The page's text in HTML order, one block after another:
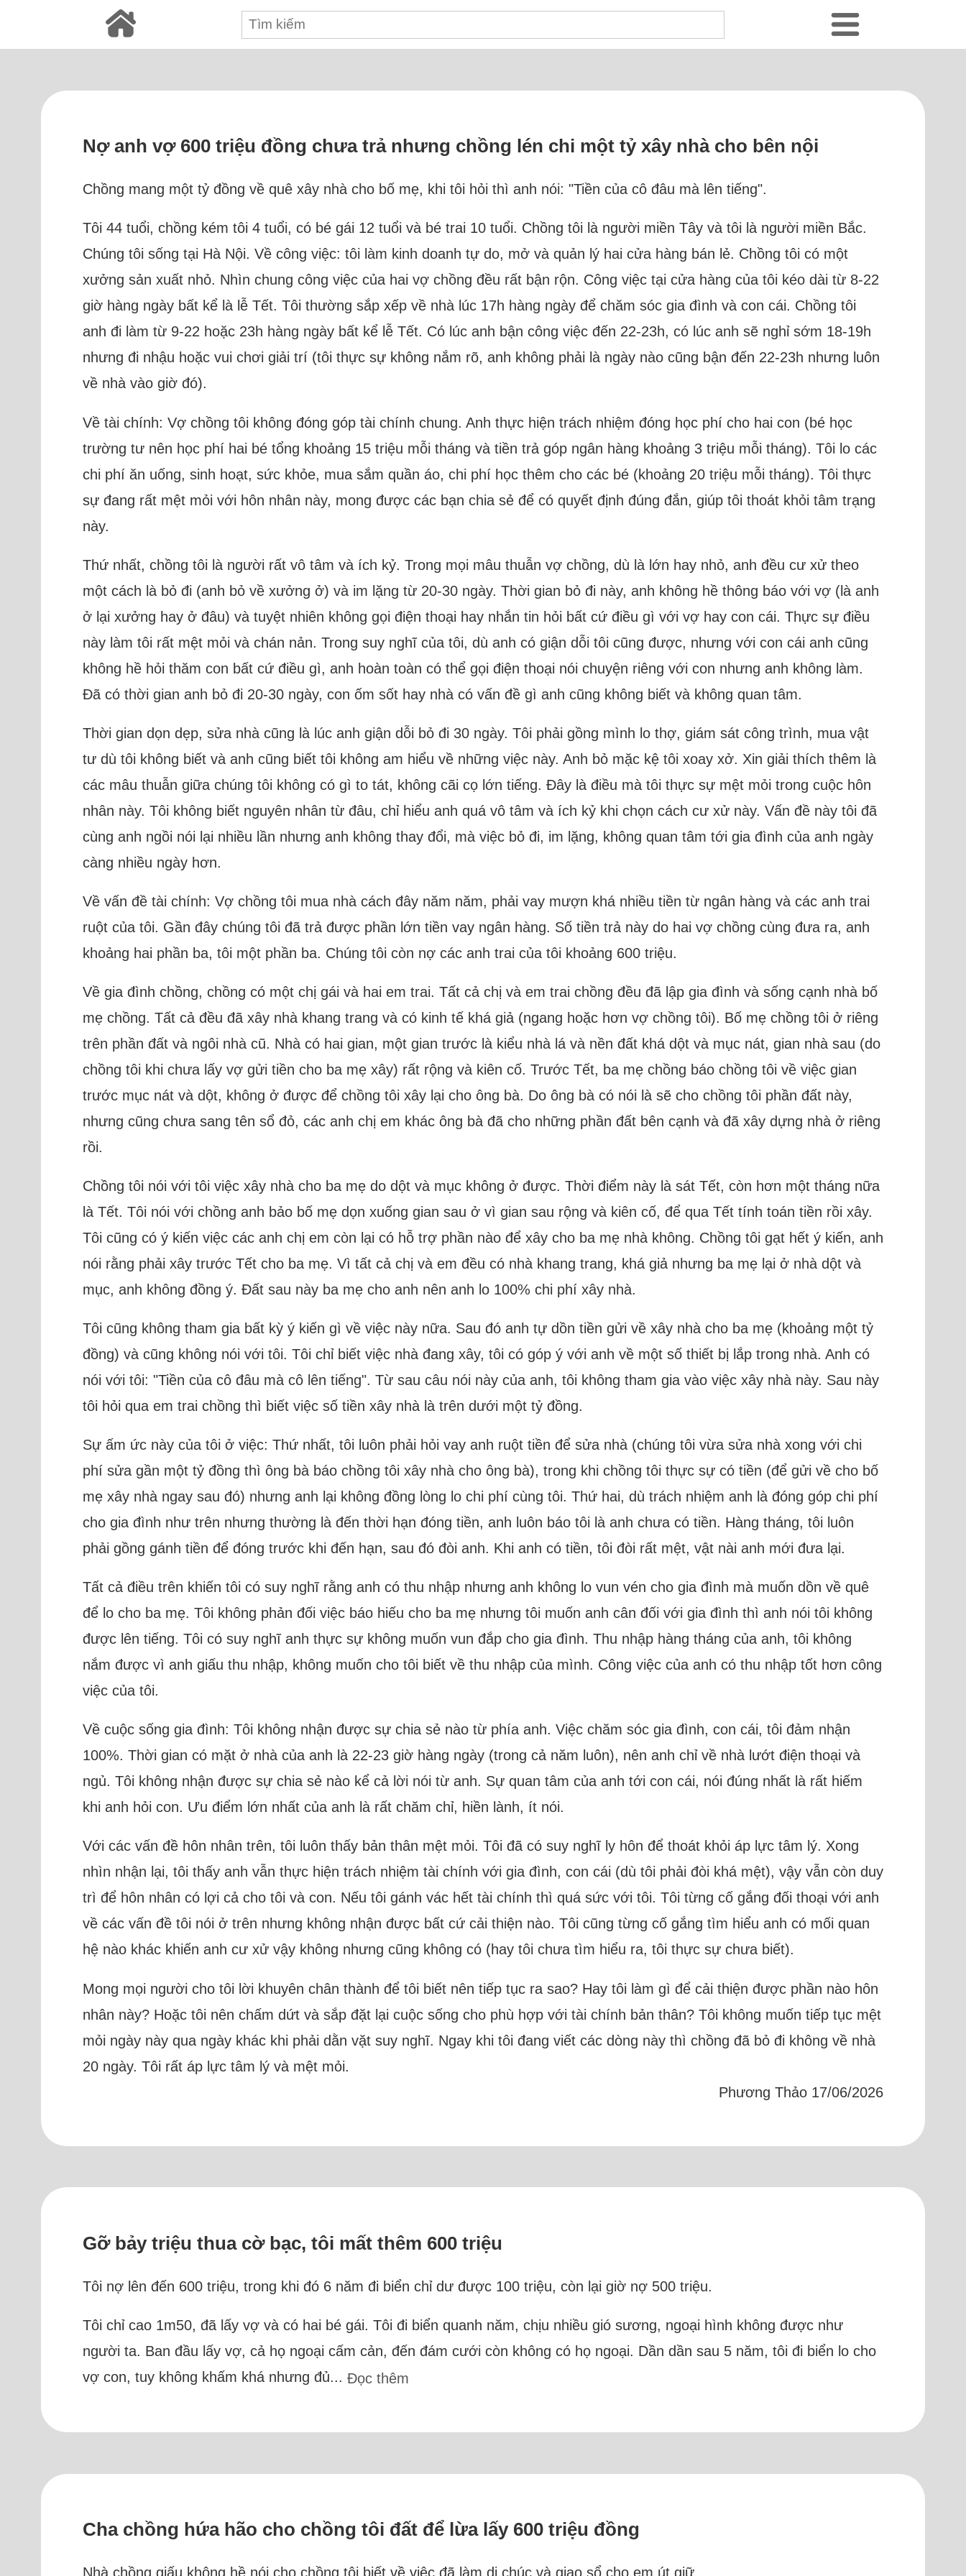
Nợ anh vợ 600 triệu đồng chưa trả nhưng chồng lén chi một tỷ xây nhà cho bên nội
Chồng mang một tỷ đồng về quê xây nhà cho bố mẹ, khi tôi hỏi thì anh nói: "Tiền của cô đâu mà lên tiếng".
Tôi 44 tuổi, chồng kém tôi 4 tuổi, có bé gái 12 tuổi và bé trai 10 tuổi. Chồng tôi là người miền Tây và tôi là người miền Bắc.
Chúng tôi sống tại Hà Nội. Về công việc: tôi làm kinh doanh tự do, mở và quản lý hai cửa hàng bán lẻ. Chồng tôi có một
xưởng sản xuất nhỏ. Nhìn chung công việc của hai vợ chồng đều rất bận rộn. Công việc tại cửa hàng của tôi kéo dài từ 8-22
giờ hàng ngày bất kể là lễ Tết. Tôi thường sắp xếp về nhà lúc 17h hàng ngày để chăm sóc gia đình và con cái. Chồng tôi
anh đi làm từ 9-22 hoặc 23h hàng ngày bất kể lễ Tết. Có lúc anh bận công việc đến 22-23h, có lúc anh sẽ nghỉ sớm 18-19h
nhưng đi nhậu hoặc vui chơi giải trí (tôi thực sự không nắm rõ, anh không phải là ngày nào cũng bận đến 22-23h nhưng luôn
về nhà vào giờ đó).
Về tài chính: Vợ chồng tôi không đóng góp tài chính chung. Anh thực hiện trách nhiệm đóng học phí cho hai con (bé học
trường tư nên học phí hai bé tổng khoảng 15 triệu mỗi tháng và tiền trả góp ngân hàng khoảng 3 triệu mỗi tháng). Tôi lo các
chi phí ăn uống, sinh hoạt, sức khỏe, mua sắm quần áo, chi phí học thêm cho các bé (khoảng 20 triệu mỗi tháng). Tôi thực
sự đang rất mệt mỏi với hôn nhân này, mong được các bạn chia sẻ để có quyết định đúng đắn, giúp tôi thoát khỏi tâm trạng
này.
Thứ nhất, chồng tôi là người rất vô tâm và ích kỷ. Trong mọi mâu thuẫn vợ chồng, dù là lớn hay nhỏ, anh đều cư xử theo
một cách là bỏ đi (anh bỏ về xưởng ở) và im lặng từ 20-30 ngày. Thời gian bỏ đi này, anh không hề thông báo với vợ (là anh
ở lại xưởng hay ở đâu) và tuyệt nhiên không gọi điện thoại hay nhắn tin hỏi bất cứ điều gì với vợ hay con cái. Thực sự điều
này làm tôi rất mệt mỏi và chán nản. Trong suy nghĩ của tôi, dù anh có giận dỗi tôi cũng được, nhưng với con cái anh cũng
không hề hỏi thăm con bất cứ điều gì, anh hoàn toàn có thể gọi điện thoại nói chuyện riêng với con nhưng anh không làm.
Đã có thời gian anh bỏ đi 20-30 ngày, con ốm sốt hay nhà có vấn đề gì anh cũng không biết và không quan tâm.
Thời gian dọn dẹp, sửa nhà cũng là lúc anh giận dỗi bỏ đi 30 ngày. Tôi phải gồng mình lo thợ, giám sát công trình, mua vật
tư dù tôi không biết và anh cũng biết tôi không am hiểu về những việc này. Anh bỏ mặc kệ tôi xoay xở. Xin giải thích thêm là
các mâu thuẫn giữa chúng tôi không có gì to tát, không cãi cọ lớn tiếng. Đây là điều mà tôi thực sự mệt mỏi trong cuộc hôn
nhân này. Tôi không biết nguyên nhân từ đâu, chỉ hiểu anh quá vô tâm và ích kỷ khi chọn cách cư xử này. Vấn đề này tôi đã
cùng anh ngồi nói lại nhiều lần nhưng anh không thay đổi, mà việc bỏ đi, im lặng, không quan tâm tới gia đình của anh ngày
càng nhiều ngày hơn.
Về vấn đề tài chính: Vợ chồng tôi mua nhà cách đây năm năm, phải vay mượn khá nhiều tiền từ ngân hàng và các anh trai
ruột của tôi. Gần đây chúng tôi đã trả được phần lớn tiền vay ngân hàng. Số tiền trả này do hai vợ chồng cùng đưa ra, anh
khoảng hai phần ba, tôi một phần ba. Chúng tôi còn nợ các anh trai của tôi khoảng 600 triệu.
Về gia đình chồng, chồng có một chị gái và hai em trai. Tất cả chị và em trai chồng đều đã lập gia đình và sống cạnh nhà bố
mẹ chồng. Tất cả đều đã xây nhà khang trang và có kinh tế khá giả (ngang hoặc hơn vợ chồng tôi). Bố mẹ chồng tôi ở riêng
trên phần đất và ngôi nhà cũ. Nhà có hai gian, một gian trước là kiểu nhà lá và nền đất khá dột và mục nát, gian nhà sau (do
chồng tôi khi chưa lấy vợ gửi tiền cho ba mẹ xây) rất rộng và kiên cố. Trước Tết, ba mẹ chồng báo chồng tôi về việc gian
trước mục nát và dột, không ở được để chồng tôi xây lại cho ông bà. Do ông bà có nói là sẽ cho chồng tôi phần đất này,
nhưng cũng chưa sang tên sổ đỏ, các anh chị em khác ông bà đã cho những phần đất bên cạnh và đã xây dựng nhà ở riêng
rồi.
Chồng tôi nói với tôi việc xây nhà cho ba mẹ do dột và mục không ở được. Thời điểm này là sát Tết, còn hơn một tháng nữa
là Tết. Tôi nói với chồng anh bảo bố mẹ dọn xuống gian sau ở vì gian sau rộng và kiên cố, để qua Tết tính toán tiền rồi xây.
Tôi cũng có ý kiến việc các anh chị em còn lại có hỗ trợ phần nào để xây cho ba mẹ nhà không. Chồng tôi gạt hết ý kiến, anh
nói rằng phải xây trước Tết cho ba mẹ. Vì tất cả chị và em đều có nhà khang trang, khá giả nhưng ba mẹ lại ở nhà dột và
mục, anh không đồng ý. Đất sau này ba mẹ cho anh nên anh lo 100% chi phí xây nhà.
Tôi cũng không tham gia bất kỳ ý kiến gì về việc này nữa. Sau đó anh tự dồn tiền gửi về xây nhà cho ba mẹ (khoảng một tỷ
đồng) và cũng không nói với tôi. Tôi chỉ biết việc nhà đang xây, tôi có góp ý với anh về một số thiết bị lắp trong nhà. Anh có
nói với tôi: "Tiền của cô đâu mà cô lên tiếng". Từ sau câu nói này của anh, tôi không tham gia vào việc xây nhà này. Sau này
tôi hỏi qua em trai chồng thì biết việc số tiền xây nhà là trên dưới một tỷ đồng.
Sự ấm ức này của tôi ở việc: Thứ nhất, tôi luôn phải hỏi vay anh ruột tiền để sửa nhà (chúng tôi vừa sửa nhà xong với chi
phí sửa gần một tỷ đồng thì ông bà báo chồng tôi xây nhà cho ông bà), trong khi chồng tôi thực sự có tiền (để gửi về cho bố
mẹ xây nhà ngay sau đó) nhưng anh lại không đồng lòng lo chi phí cùng tôi. Thứ hai, dù trách nhiệm anh là đóng góp chi phí
cho gia đình như trên nhưng thường là đến thời hạn đóng tiền, anh luôn báo tôi là anh chưa có tiền. Hàng tháng, tôi luôn
phải gồng gánh tiền để đóng trước khi đến hạn, sau đó đòi anh. Khi anh có tiền, tôi đòi rất mệt, vật nài anh mới đưa lại.
Tất cả điều trên khiến tôi có suy nghĩ rằng anh có thu nhập nhưng anh không lo vun vén cho gia đình mà muốn dồn về quê
để lo cho ba mẹ. Tôi không phản đối việc báo hiếu cho ba mẹ nhưng tôi muốn anh cân đối với gia đình thì anh nói tôi không
được lên tiếng. Tôi có suy nghĩ anh thực sự không muốn vun đắp cho gia đình. Thu nhập hàng tháng của anh, tôi không
nắm được vì anh giấu thu nhập, không muốn cho tôi biết về thu nhập của mình. Công việc của anh có thu nhập tốt hơn công
việc của tôi.
Về cuộc sống gia đình: Tôi không nhận được sự chia sẻ nào từ phía anh. Việc chăm sóc gia đình, con cái, tôi đảm nhận
100%. Thời gian có mặt ở nhà của anh là 22-23 giờ hàng ngày (trong cả năm luôn), nên anh chỉ về nhà lướt điện thoại và
ngủ. Tôi không nhận được sự chia sẻ nào kể cả lời nói từ anh. Sự quan tâm của anh tới con cái, nói đúng nhất là rất hiếm
khi anh hỏi con. Ưu điểm lớn nhất của anh là rất chăm chỉ, hiền lành, ít nói.
Với các vấn đề hôn nhân trên, tôi luôn thấy bản thân mệt mỏi. Tôi đã có suy nghĩ ly hôn để thoát khỏi áp lực tâm lý. Xong
nhìn nhận lại, tôi thấy anh vẫn thực hiện trách nhiệm tài chính với gia đình, con cái (dù tôi phải đòi khá mệt), vậy vẫn còn duy
trì để hôn nhân có lợi cả cho tôi và con. Nếu tôi gánh vác hết tài chính thì quá sức với tôi. Tôi từng cố gắng đối thoại với anh
về các vấn đề tôi nói ở trên nhưng không nhận được bất cứ cải thiện nào. Tôi cũng từng cố gắng tìm hiểu anh có mối quan
hệ nào khác khiến anh cư xử vậy không nhưng cũng không có (hay tôi chưa tìm hiểu ra, tôi thực sự chưa biết).
Mong mọi người cho tôi lời khuyên chân thành để tôi biết nên tiếp tục ra sao? Hay tôi làm gì để cải thiện được phần nào hôn
nhân này? Hoặc tôi nên chấm dứt và sắp đặt lại cuộc sống cho phù hợp với tài chính bản thân? Tôi không muốn tiếp tục mệt
mỏi ngày này qua ngày khác khi phải dằn vặt suy nghĩ. Ngay khi tôi đang viết các dòng này thì chồng đã bỏ đi không về nhà
20 ngày. Tôi rất áp lực tâm lý và mệt mỏi.
Phương Thảo 17/06/2026
Gỡ bảy triệu thua cờ bạc, tôi mất thêm 600 triệu
Tôi nợ lên đến 600 triệu, trong khi đó 6 năm đi biển chỉ dư được 100 triệu, còn lại giờ nợ 500 triệu.
Tôi chỉ cao 1m50, đã lấy vợ và có hai bé gái. Tôi đi biển quanh năm, chịu nhiều gió sương, ngoại hình không được như
người ta. Ban đầu lấy vợ, cả họ ngoại cấm cản, đến đám cưới còn không có họ ngoại. Dần dần sau 5 năm, tôi đi biển lo cho
vợ con, tuy không khấm khá nhưng đủ... Đọc thêm
Cha chồng hứa hão cho chồng tôi đất để lừa lấy 600 triệu đồng
Nhà chồng giấu không hề nói cho chồng tôi biết về việc đã làm di chúc và giao sổ cho em út giữ.